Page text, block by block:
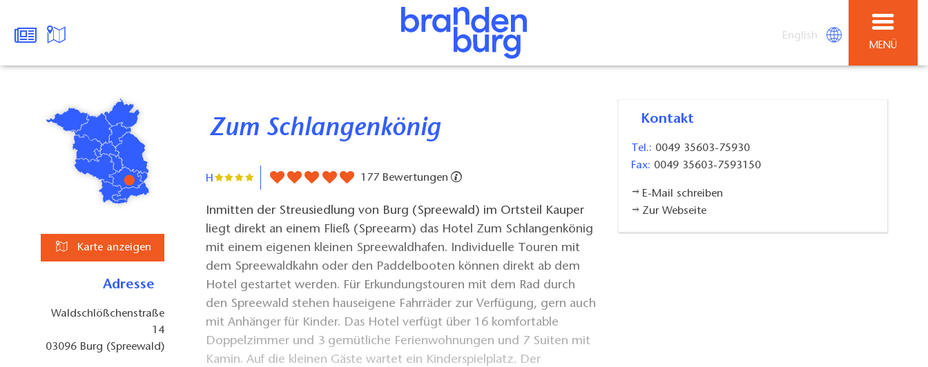
English
MENÜ
Karte anzeigen
Adresse
Waldschlößchenstraße
14
03096 Burg (Spreewald)
Zum Schlangenkönig
H 177 Bewertungen
Inmitten der Streusiedlung von Burg (Spreewald) im Ortsteil Kauper
liegt direkt an einem Fließ (Spreearm) das Hotel Zum Schlangenkönig
mit einem eigenen kleinen Spreewaldhafen. Individuelle Touren mit
dem Spreewaldkahn oder den Paddelbooten können direkt ab dem
Hotel gestartet werden. Für Erkundungstouren mit dem Rad durch
den Spreewald stehen hauseigene Fahrräder zur Verfügung, gern auch
mit Anhänger für Kinder. Das Hotel verfügt über 16 komfortable
Doppelzimmer und 3 gemütliche Ferienwohnungen und 7 Suiten mit
Kamin. Auf die kleinen Gäste wartet ein Kinderspielplatz. Der
Kontakt
Tel.: 0049 35603-75930
Fax: 0049 35603-7593150
E-Mail schreiben
Zur Webseite